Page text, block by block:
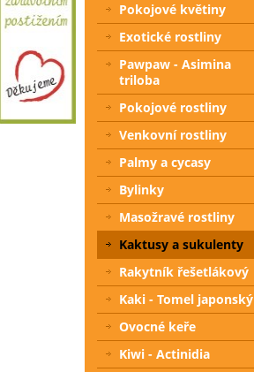
Pokojové květiny
Exotické rostliny
Pawpaw - Asimina
triloba
Pokojové rostliny
Venkovní rostliny
Palmy a cycasy
Bylinky
Masožravé rostliny
Kaktusy a sukulenty
Rakytník řešetlákový
Kaki - Tomel japonský
Ovocné keře
Kiwi - Actinidia